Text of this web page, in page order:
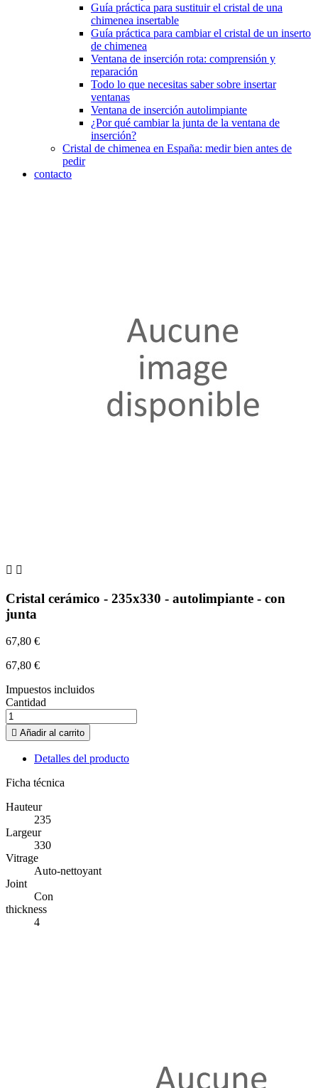
Guía práctica para sustituir el cristal de una
chimenea insertable
Guía práctica para cambiar el cristal de un inserto
de chimenea
Ventana de inserción rota: comprensión y
reparación
Todo lo que necesitas saber sobre insertar
ventanas
Ventana de inserción autolimpiante
¿Por qué cambiar la junta de la ventana de
inserción?
Cristal de chimenea en España: medir bien antes de
pedir
contacto
 
Cristal cerámico - 235x330 - autolimpiante - con
junta
67,80 €
67,80 €
Impuestos incluidos
Cantidad
 Añadir al carrito
Detalles del producto
Ficha técnica
Hauteur
235
Largeur
330
Vitrage
Auto-nettoyant
Joint
Con
thickness
4